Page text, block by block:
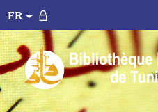
FR